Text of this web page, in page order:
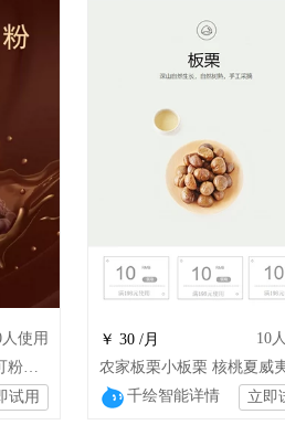
人使用
1巧克力粉热巧克力粉可可粉脏脏包烘焙原料 wsj
试用
￥ 30 /月 10
千绘智能详情 立即